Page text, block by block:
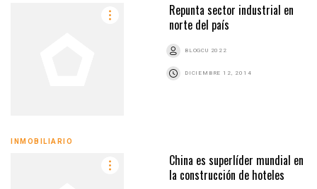
Repunta sector industrial en
norte del país
BLOGCU 2022
DICIEMBRE 12, 2014
INMOBILIARIO
China es superlíder mundial en
la construcción de hoteles